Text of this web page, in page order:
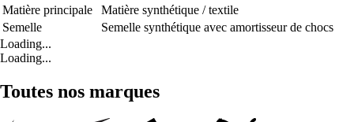
Matière principale
Matière synthétique / textile
Semelle
Semelle synthétique avec amortisseur de chocs
Loading...
Loading...
Toutes nos marques